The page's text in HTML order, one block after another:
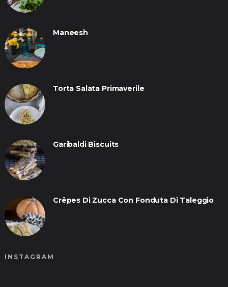
Maneesh
Torta Salata Primaverile
Garibaldi Biscuits
Crêpes Di Zucca Con Fonduta Di Taleggio
INSTAGRAM